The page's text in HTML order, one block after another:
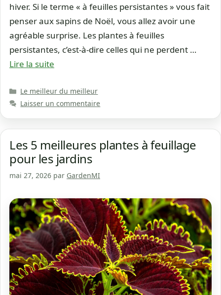
hiver. Si le terme « à feuilles persistantes » vous fait
penser aux sapins de Noël, vous allez avoir une
agréable surprise. Les plantes à feuilles
persistantes, c’est-à-dire celles qui ne perdent …
Lire la suite
Catégories
Le meilleur du meilleur
Laisser un commentaire
Les 5 meilleures plantes à feuillage
pour les jardins
mai 27, 2026 par GardenMI